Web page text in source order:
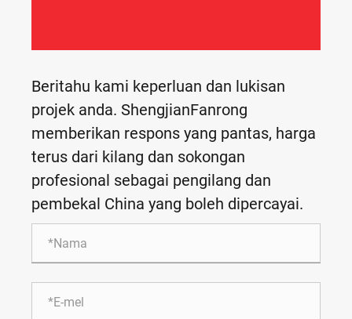
Beritahu kami keperluan dan lukisan
projek anda. ShengjianFanrong
memberikan respons yang pantas, harga
terus dari kilang dan sokongan
profesional sebagai pengilang dan
pembekal China yang boleh dipercayai.